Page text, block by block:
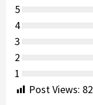
5
4
3
2
1
Post Views: 82